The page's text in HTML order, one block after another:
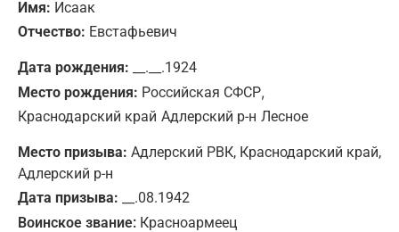
Имя: Исаак
Отчество: Евстафьевич
Дата рождения: __.__.1924
Место рождения: Российская СФСР,
Краснодарский край Адлерский р-н Лесное
Место призыва: Адлерский РВК, Краснодарский край,
Адлерский р-н
Дата призыва: __.08.1942
Воинское звание: Красноармеец